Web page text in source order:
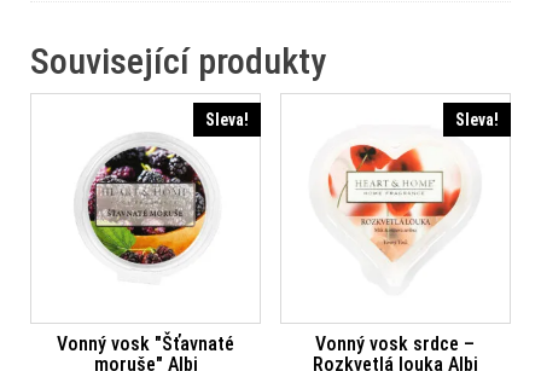
Související produkty
Sleva!
Vonný vosk "Šťavnaté
moruše" Albi
Sleva!
Vonný vosk srdce –
Rozkvetlá louka Albi